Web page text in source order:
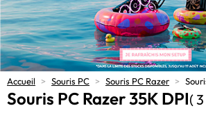
Accueil > Souris PC > Souris PC Razer >
Souris PC Razer 35K DPI(